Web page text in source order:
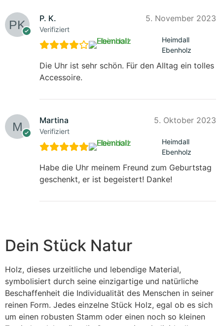
P. K.
Verifiziert
5. November 2023
Heimdall
Ebenholz
Die Uhr ist sehr schön. Für den Alltag ein tolles
Accessoire.
Martina
Verifiziert
5. Oktober 2023
Heimdall
Ebenholz
Habe die Uhr meinem Freund zum Geburtstag
geschenkt, er ist begeistert! Danke!
Dein Stück Natur
Holz, dieses urzeitliche und lebendige Material,
symbolisiert durch seine einzigartige und natürliche
Beschaffenheit die Individualität des Menschen in seiner
reinen Form. Jedes einzelne Stück Holz, egal ob es sich
um einen robusten Stamm oder einen noch so kleinen